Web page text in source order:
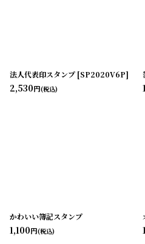
法人代表印スタンプ [SP2020V6P]
2,530円(税込)
かわいい簿記スタンプ
1,100円(税込)